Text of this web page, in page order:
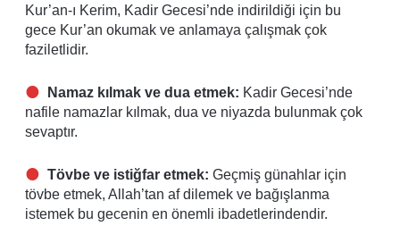
Kur’an-ı Kerim, Kadir Gecesi’nde indirildiği için bu
gece Kur’an okumak ve anlamaya çalışmak çok
faziletlidir.
Namaz kılmak ve dua etmek: Kadir Gecesi’nde
nafile namazlar kılmak, dua ve niyazda bulunmak çok
sevaptır.
Tövbe ve istiğfar etmek: Geçmiş günahlar için
tövbe etmek, Allah’tan af dilemek ve bağışlanma
istemek bu gecenin en önemli ibadetlerindendir.